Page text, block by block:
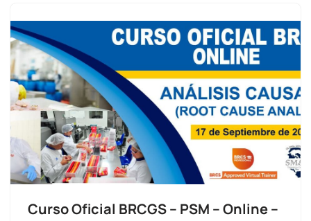
Curso Oficial BRCGS – PSM – Online –